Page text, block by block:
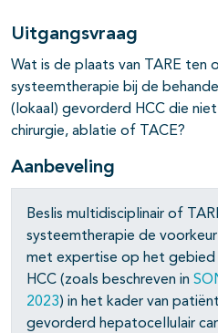
open- en dichtklappen
open- en
Uitgangsvraag
Wat is de plaats van TARE ten
systeemtherapie bij de
(lokaal) gevorderd HCC die
chirurgie, ablatie of TACE?
Aanbeveling
Beslis multidisciplinair of
systeemtherapie de
met expertise op het gebied
HCC (zoals beschreven in
2023) in het kader van
gevorderd hepatocellulair